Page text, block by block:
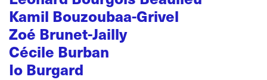
Kamil Bouzoubaa-Grivel
Zoé Brunet-Jailly
Cécile Burban
Io Burgard